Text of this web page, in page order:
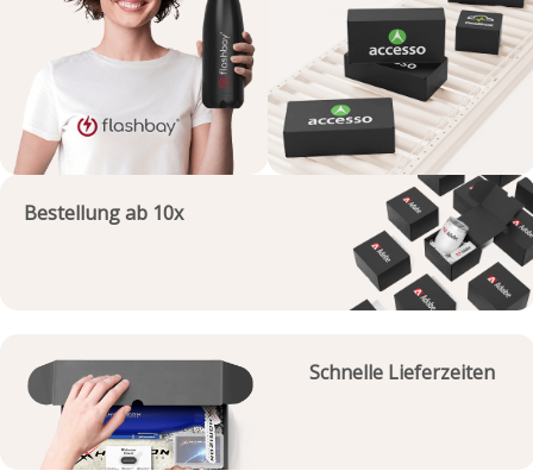
Bestellung ab 10x
Schnelle Lieferzeiten